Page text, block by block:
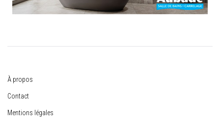
À propos
Contact
Mentions légales